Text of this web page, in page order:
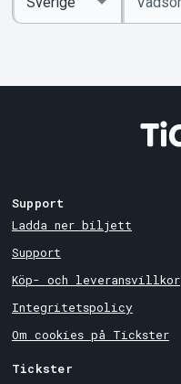
sökord
Country
Support
Ladda ner biljett
Support
Köp- och leveransvillkor
Integritetspolicy
Om cookies på Tickster
Tickster